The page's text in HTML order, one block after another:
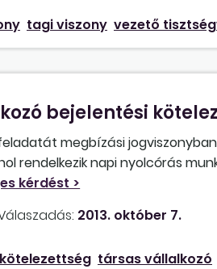
tagi viszony vezető
bejelentési
megbízási
rendelkezik napi nyolcórás
Ha csak a
január 1. és december 31.
is a cégnek, de szintén van
2013. október 7.
társas vállalkozó